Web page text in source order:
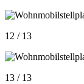
12 / 13
13 / 13